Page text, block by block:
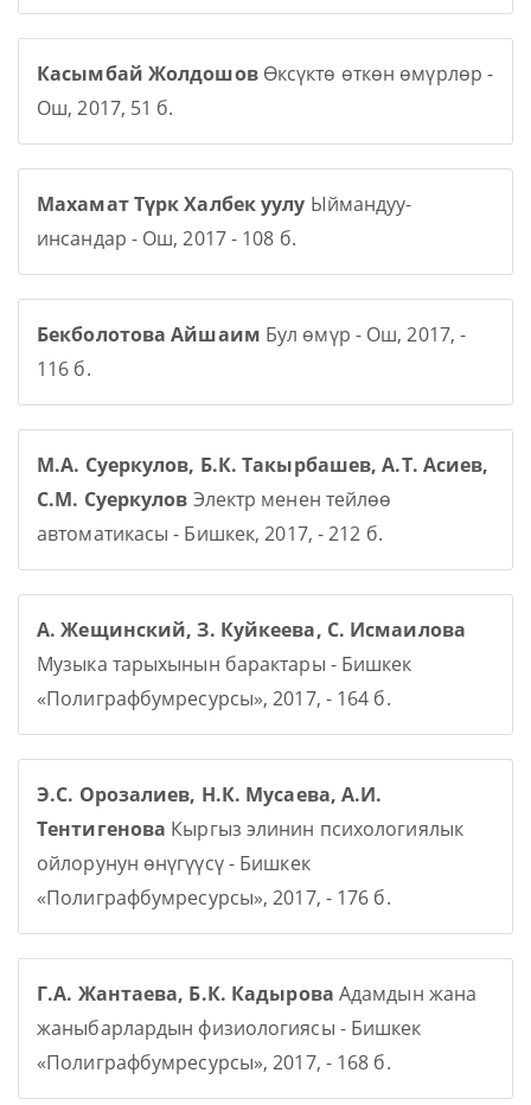
Касымбай Жолдошов Өксүктө өткөн өмүрлөр -
Ош, 2017, 51 б.
Махамат Түрк Халбек уулу Ыймандуу-
инсандар - Ош, 2017 - 108 б.
Бекболотова Айшаим Бул өмүр - Ош, 2017, -
116 б.
М.А. Суеркулов, Б.К. Такырбашев, А.Т. Асиев,
С.М. Суеркулов Электр менен тейлөө
автоматикасы - Бишкек, 2017, - 212 б.
А. Жещинский, З. Куйкеева, С. Исмаилова
Музыка тарыхынын барактары - Бишкек
«Полиграфбумресурсы», 2017, - 164 б.
Э.С. Орозалиев, Н.К. Мусаева, А.И.
Тентигенова Кыргыз элинин психологиялык
ойлорунун өнүгүүсү - Бишкек
«Полиграфбумресурсы», 2017, - 176 б.
Г.А. Жантаева, Б.К. Кадырова Адамдын жана
жаныбарлардын физиологиясы - Бишкек
«Полиграфбумресурсы», 2017, - 168 б.